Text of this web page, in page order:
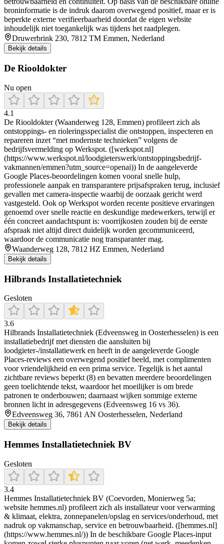
broninformatie is de indruk daarom overwegend positief, maar er is
beperkte externe verifieerbaarheid doordat de eigen website
inhoudelijk niet toegankelijk was tijdens het raadplegen.
Druwerbrink 230, 7812 TM Emmen, Nederland
Bekijk details
De Riooldokter
Nu open
4.1
De Riooldokter (Waanderweg 128, Emmen) profileert zich als
ontstoppings- en rioleringsspecialist die ontstoppen, inspecteren en
repareren inzet “met modernste technieken” volgens de
bedrijfsvermelding op Werkspot. ([werkspot.nl]
(https://www.werkspot.nl/loodgieterswerk/ontstoppingsbedrijf-
vakmannen/emmen?utm_source=openai)) In de aangeleverde
Google Places-beoordelingen komen vooral snelle hulp,
professionele aanpak en transparantere prijsafspraken terug, inclusief
gevallen met camera-inspectie waarbij de oorzaak gericht werd
vastgesteld. Ook op Werkspot worden recente positieve ervaringen
genoemd over snelle reactie en deskundige medewerkers, terwijl er
één concreet aandachtspunt is: voorrijkosten zouden bij de eerste
afspraak niet altijd direct duidelijk worden gecommuniceerd,
waardoor de communicatie nog transparanter mag.
Waanderweg 128, 7812 HZ Emmen, Nederland
Bekijk details
Hilbrands Installatietechniek
Gesloten
3.6
Hilbrands Installatietechniek (Edveensweg in Oosterhesselen) is een
installatiebedrijf met diensten die aansluiten bij
loodgieter-/installatiewerk en heeft in de aangeleverde Google
Places-reviews een overwegend positief beeld, met complimenten
voor vriendelijkheid en een prima service. Tegelijk is het aantal
zichtbare reviews beperkt (8) en bevatten meerdere beoordelingen
geen toelichtende tekst, waardoor het moeilijker is om brede
patronen te onderbouwen; daarnaast wijken sommige externe
bronnen licht in adresgegevens (Edveensweg 16 vs 36).
Edveensweg 36, 7861 AN Oosterhesselen, Nederland
Bekijk details
Hemmes Installatietechniek BV
Gesloten
3.4
Hemmes Installatietechniek BV (Coevorden, Monierweg 5a;
website hemmes.nl) profileert zich als installateur voor verwarming
& klimaat, elektra, zonnepanelen/opslag en services/onderhoud, met
nadruk op vakmanschap, service en betrouwbaarheid. ([hemmes.nl]
(https://www.hemmes.nl/)) In de beschikbare Google Places-input